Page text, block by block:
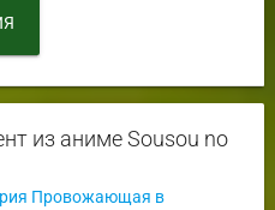
из аниме Sousou no
Провожающая в